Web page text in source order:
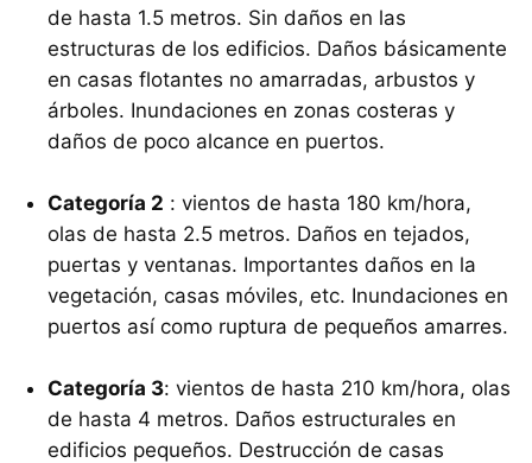
de hasta 1.5 metros. Sin daños en las
estructuras de los edificios. Daños básicamente
en casas flotantes no amarradas, arbustos y
árboles. Inundaciones en zonas costeras y
daños de poco alcance en puertos.
Categoría 2 : vientos de hasta 180 km/hora,
olas de hasta 2.5 metros. Daños en tejados,
puertas y ventanas. Importantes daños en la
vegetación, casas móviles, etc. Inundaciones en
puertos así como ruptura de pequeños amarres.
Categoría 3: vientos de hasta 210 km/hora, olas
de hasta 4 metros. Daños estructurales en
edificios pequeños. Destrucción de casas